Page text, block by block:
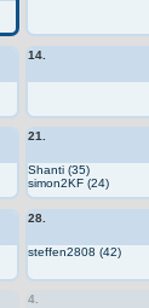
14.
21.
Shanti (35)
simon2KF (24)
28.
steffen2808 (42)
4.